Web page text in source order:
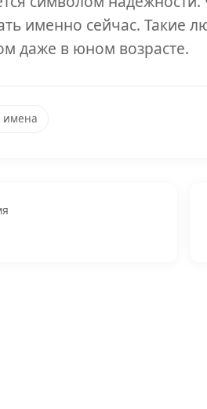
именно сейчас. Такие
даже в юном возрасте.
имена